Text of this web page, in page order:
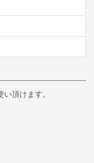
頂けます。